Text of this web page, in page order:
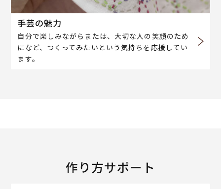
手芸の魅力
自分で楽しみながらまたは、大切な人の笑顔のため
になど、つくってみたいという気持ちを応援してい
ます。
作り方サポート